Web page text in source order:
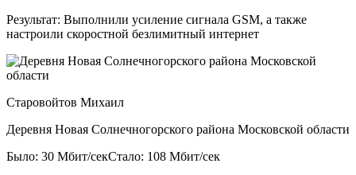
Результат: Выполнили усиление сигнала GSM, а также
настроили скоростной безлимитный интернет
Старовойтов Михаил
Деревня Новая Солнечногорского района Московской области
Было: 30 Мбит/секСтало: 108 Мбит/сек